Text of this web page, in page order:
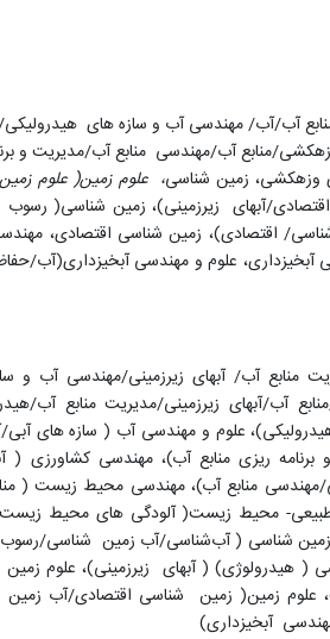
آب/آب/ مهندسی آب و سازه های
منابع آب/مهندسی منابع آب/مدیریت و
وزهکشی، زمین شناسی، علوم زمین( علوم
آبهای زیرزمینی)، زمین شناسی( رسوب
اقتصادی)، زمین شناسی اقتصادی،
علوم و مهندسی آبخیزداری(آب/
منابع آب/ آبهای زیرزمینی/مهندسی آب و
آب/آبهای زیرزمینی/مدیریت منابع آب/
علوم و مهندسی آب ( سازه های آبی/
ریزی منابع آب)، مهندسی کشاورزی (
منابع آب)، مهندسی محیط زیست (
محیط زیست( آلودگی های محیط
شناسی ( آب‌شناسی/آب زمین شناسی/
هیدرولوژی) ( آبهای زیرزمینی)، علوم
زمین( زمین شناسی اقتصادی/آب
آبخیزداری)